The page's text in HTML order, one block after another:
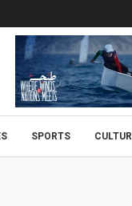
SPORTS